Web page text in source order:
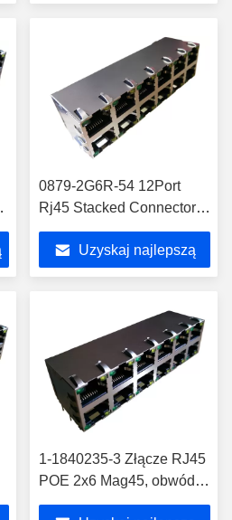
0879-2G6R-54 12Port
Rj45 Stacked Connectors
2x6 10/100 / 1000Base-T
MagneticUzyskaj najlepszą
1-1840235-3 Złącze RJ45
POE 2x6 Mag45, obwód
10/100 POE W / diody 1-